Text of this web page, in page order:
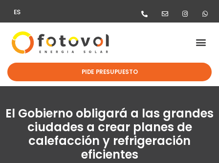
ES
PIDE PRESUPUESTO
El Gobierno obligará a las grandes
ciudades a crear planes de
calefacción y refrigeración
eficientes